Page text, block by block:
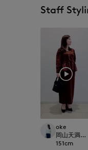
Staff
oke
岡山天満
151cm